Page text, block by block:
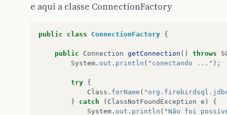
<property
name=
<!-- define o driver de conexão
<!-- define o usuário acessará o
<property
name=
<!-- define a senha do usuário
<property
name=
e aqui a classe ConnectionFactory
public class ConnectionFactory {
public Connection getConnection () throws
System . out . println ( "conectando ..." );
try {
Class . forName (
}
catch ( ClassNotFoundException e )
{
System . out . println ( "Não foi